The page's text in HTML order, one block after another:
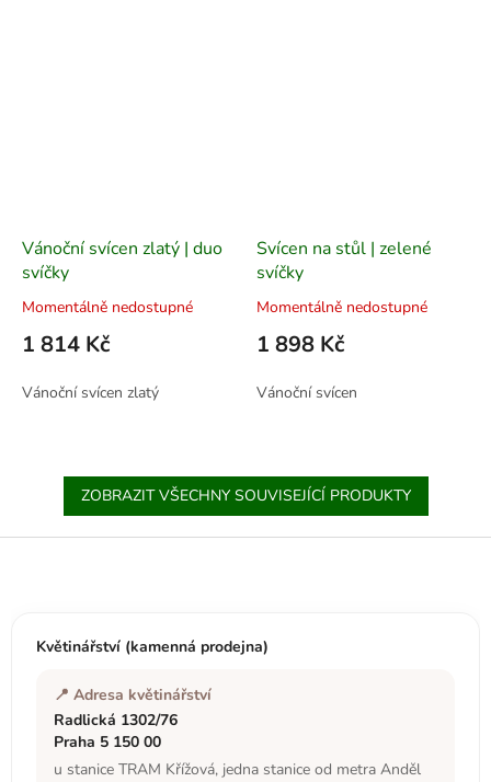
Vánoční svícen zlatý | duo
svíčky
Momentálně nedostupné
1 814 Kč
Vánoční svícen zlatý
Svícen na stůl | zelené
svíčky
Momentálně nedostupné
1 898 Kč
Vánoční svícen
ZOBRAZIT VŠECHNY SOUVISEJÍCÍ PRODUKTY
Z
Květinářství (kamenná prodejna)
📍 Adresa květinářství
Radlická 1302/76
Praha 5 150 00
u stanice TRAM Křížová, jedna stanice od metra Anděl